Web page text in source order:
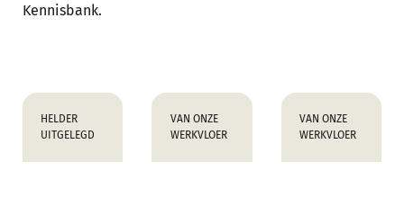
Kennisbank.
HELDER
UITGELEGD
VAN ONZE
WERKVLOER
VAN ONZE
WERKVLOER